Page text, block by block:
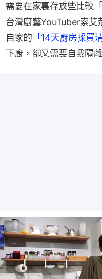
需要在家裏存放些比較
台灣廚藝YouTuber索艾
自家的 「14天廚房採買
下廚，卻又需要自我隔